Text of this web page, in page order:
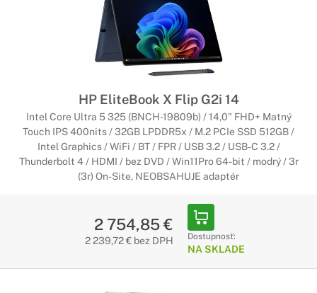
HP EliteBook X Flip G2i 14
Intel Core Ultra 5 325 (BNCH-19809b) / 14,0" FHD+ Matný
Touch IPS 400nits / 32GB LPDDR5x / M.2 PCIe SSD 512GB /
Intel Graphics / WiFi / BT / FPR / USB 3.2 / USB-C 3.2 /
Thunderbolt 4 / HDMI / bez DVD / Win11Pro 64-bit / modrý / 3r
(3r) On-Site, NEOBSAHUJE adaptér
2 754,85 €
2 239,72 € bez DPH Dostupnosť:
NA SKLADE